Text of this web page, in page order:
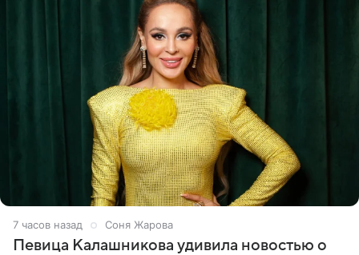
7 часов назад Соня Жарова
Певица Калашникова удивила новостью о